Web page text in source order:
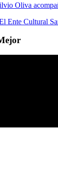
Oliva
Ente Cultural